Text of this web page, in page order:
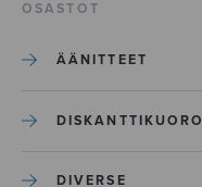
OSASTOT
ÄÄNITTEET
DISKANTTIKUORO
DIVERSE